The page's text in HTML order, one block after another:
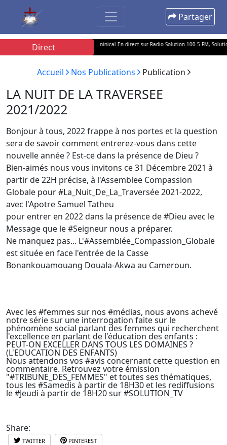
Partager
Direct
TATHEU pour votre Culte Dominical En direct sur Radio Solution 100.5 FM,
Accueil Nos Publications Publication
LA NUIT DE LA TRAVERSEE
2021/2022
Bonjour à tous, 2022 frappe à nos portes et la question
sera de savoir comment entrerez-vous dans cette
nouvelle année ? Est-ce dans la présence de Dieu ?
Bien-aimés nous vous invitons ce 31 Décembre 2021 à
partir de 22H précise, à l'Assemblee Compassion
Globale pour #La_Nuit_De_La_Traversée 2021-2022,
avec l'Apotre Samuel Tatheu
pour entrer en 2022 dans la présence de #Dieu avec le
Message que le #Seigneur nous a préparer.
Ne manquez pas... L'#Assemblée_Compassion_Globale
est située en face l'entrée de la Casse
Bonankouamouang Douala-Akwa au Cameroun.
Avec les #femmes sur nos #médias, nous avons achevé
notre série sur une interrogation faite sur le
phénomène social parlant des femmes qui recherchent
l'excellence en parlant de l'éducation des enfants :
PEUT-ON EXCELLER DANS TOUS LES DOMAINES ?
(L'EDUCATION DES ENFANTS)
Nous attendons vos #avis concernant cette question en
commentaire. Retrouvez votre émission
"#TRIBUNE_DES_FEMMES" et toutes ses thématiques,
tous les #Samedis à partir de 18H30 et les rediffusions
le #Jeudi à partir de 18H20 sur #SOLUTION_TV
Share:
TWITTER PINTEREST